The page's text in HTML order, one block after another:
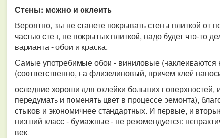
Стены: можно и оклеить
Вероятно, вы не станете покрывать стены плиткой от
частью стен, не покрытых плиткой, надо будет что-то
варианта - обои и краска.
Самые употребимые обои - виниловые
(соответственно, на флизелиновый, причем клей
оследние хороши для оклейки больших поверхностей,
передумать и поменять цвет в процессе ремонта),
стыков и экономичнее стандартных. И первые, и
низший класс - бумажные - не рекомендуется:
век.